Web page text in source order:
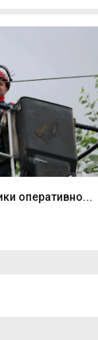
оперативно...